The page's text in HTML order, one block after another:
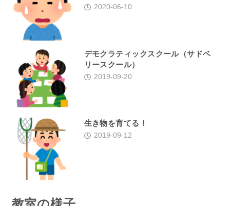
2020-06-10
デモクラティックスクール（サドベ
リースクール）
2019-09-20
生き物を育てる！
2019-09-12